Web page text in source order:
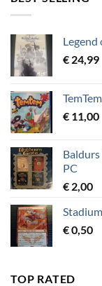
Legend
€ 24,99
€ 11,00
PC
€ 2,00
€0,50
TOP RATED